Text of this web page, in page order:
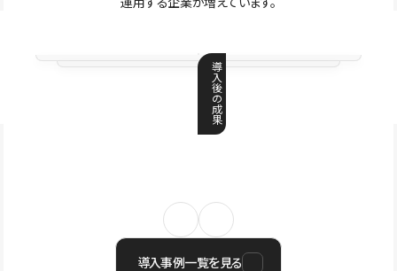
導
入
後
の
成
果
導入事例一覧を見る